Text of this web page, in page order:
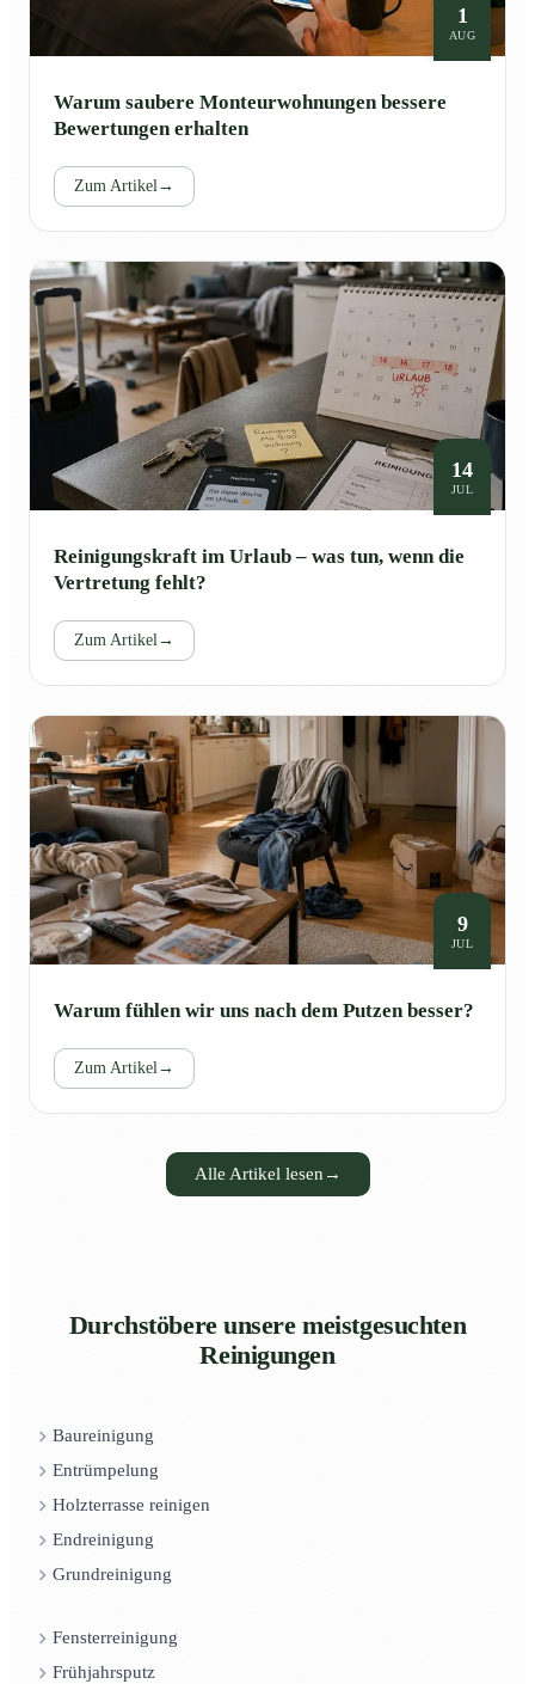
1
AUG
Warum saubere Monteurwohnungen bessere
Bewertungen erhalten
Zum Artikel→
14
JUL
Reinigungskraft im Urlaub – was tun, wenn die
Vertretung fehlt?
Zum Artikel→
9
JUL
Warum fühlen wir uns nach dem Putzen besser?
Zum Artikel→
Alle Artikel lesen →
Durchstöbere unsere meistgesuchten
Reinigungen
Baureinigung
Entrümpelung
Holzterrasse reinigen
Endreinigung
Grundreinigung
Fensterreinigung
Frühjahrsputz